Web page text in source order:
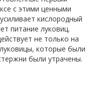
с этими ценными
усиливает кислородный
питание луковиц.
не только на
которые были
были утрачены.